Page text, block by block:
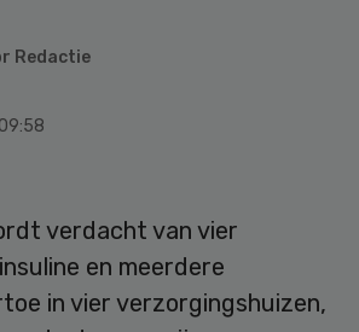
Redactie
09:58
verdacht van vier
en meerdere
in vier verzorgingshuizen,